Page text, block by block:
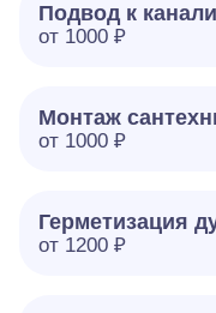
Подвод к
от 1000 ₽
Монтаж
от 1000 ₽
Герметизация
от 1200 ₽